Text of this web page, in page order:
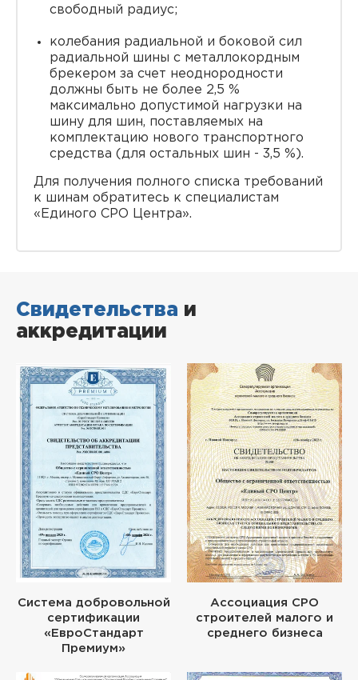
свободный радиус;
колебания радиальной и боковой сил
радиальной шины с металлокордным
брекером за счет неоднородности
должны быть не более 2,5 %
максимально допустимой нагрузки на
шину для шин, поставляемых на
комплектацию нового транспортного
средства (для остальных шин - 3,5 %).
Для получения полного списка требований
к шинам обратитесь к специалистам
«Единого СРО Центра».
Свидетельства и
аккредитации
Система добровольной
сертификации
«ЕвроСтандарт
Премиум»
Ассоциация СРО
строителей малого и
среднего бизнеса